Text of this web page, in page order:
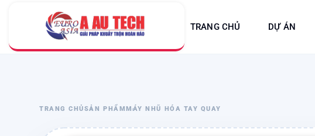
TRANG CHỦ DỰ ÁN
TRANG CHỦSẢN PHẨMMÁY NHŨ HÓA TAY QUAY